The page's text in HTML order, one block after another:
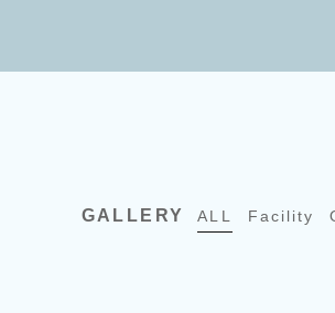
GALLERY ALL Facility